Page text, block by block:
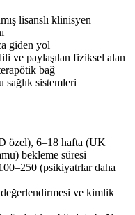
lisanslı klinisyen
giden yol
ve paylaşılan fiziksel alan
bağ
sağlık sistemleri
özel), 6–18 hafta (UK
bekleme süresi
(psikiyatrlar daha
ve kimlik